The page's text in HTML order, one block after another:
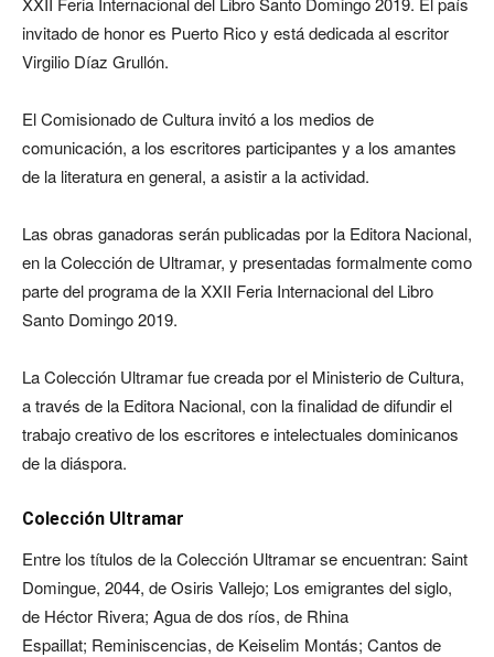
invitado de honor es Puerto Rico y está dedicada al escritor
Virgilio Díaz Grullón.
El Comisionado de Cultura invitó a los medios de
comunicación, a los escritores participantes y a los amantes
de la literatura en general, a asistir a la actividad.
Las obras ganadoras serán publicadas por la Editora Nacional,
en la Colección de Ultramar, y presentadas formalmente como
parte del programa de la XXII Feria Internacional del Libro
Santo Domingo 2019.
La Colección Ultramar fue creada por el Ministerio de Cultura,
a través de la Editora Nacional, con la finalidad de difundir el
trabajo creativo de los escritores e intelectuales dominicanos
de la diáspora.
Colección Ultramar
Entre los títulos de la Colección Ultramar se encuentran: Saint
Domingue, 2044, de Osiris Vallejo; Los emigrantes del siglo,
de Héctor Rivera; Agua de dos ríos, de Rhina
Espaillat; Reminiscencias, de Keiselim Montás; Cantos de